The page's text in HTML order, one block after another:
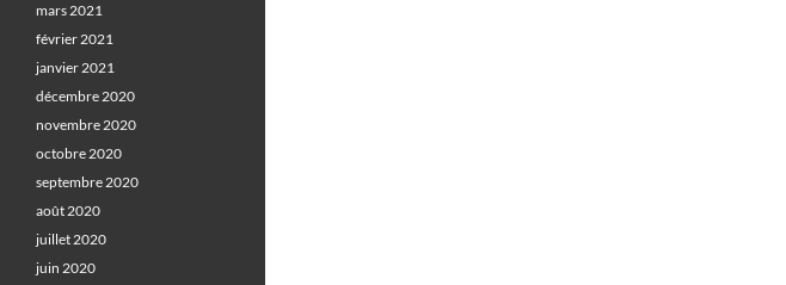
mars 2021
février 2021
janvier 2021
décembre 2020
novembre 2020
octobre 2020
septembre 2020
août 2020
juillet 2020
juin 2020